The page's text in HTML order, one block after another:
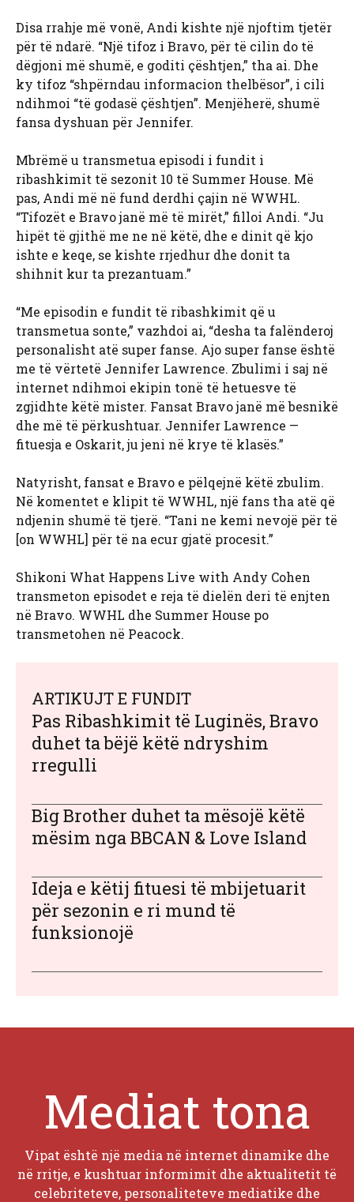
Disa rrahje më vonë, Andi kishte një njoftim tjetër
për të ndarë. “Një tifoz i Bravo, për të cilin do të
dëgjoni më shumë, e goditi çështjen,” tha ai. Dhe
ky tifoz “shpërndau informacion thelbësor”, i cili
ndihmoi “të godasë çështjen”. Menjëherë, shumë
fansa dyshuan për Jennifer.
Mbrëmë u transmetua episodi i fundit i
ribashkimit të sezonit 10 të Summer House. Më
pas, Andi më në fund derdhi çajin në WWHL.
“Tifozët e Bravo janë më të mirët,” filloi Andi. “Ju
hipët të gjithë me ne në këtë, dhe e dinit që kjo
ishte e keqe, se kishte rrjedhur dhe donit ta
shihnit kur ta prezantuam.”
“Me episodin e fundit të ribashkimit që u
transmetua sonte,” vazhdoi ai, “desha ta falënderoj
personalisht atë super fanse. Ajo super fanse është
me të vërtetë Jennifer Lawrence. Zbulimi i saj në
internet ndihmoi ekipin tonë të hetuesve të
zgjidhte këtë mister. Fansat Bravo janë më besnikë
dhe më të përkushtuar. Jennifer Lawrence —
fituesja e Oskarit, ju jeni në krye të klasës.”
Natyrisht, fansat e Bravo e pëlqejnë këtë zbulim.
Në komentet e klipit të WWHL, një fans tha atë që
ndjenin shumë të tjerë. “Tani ne kemi nevojë për të
[on WWHL] për të na ecur gjatë procesit.”
Shikoni What Happens Live with Andy Cohen
transmeton episodet e reja të dielën deri të enjten
në Bravo. WWHL dhe Summer House po
transmetohen në Peacock.
ARTIKUJT E FUNDIT
Pas Ribashkimit të Luginës, Bravo
duhet ta bëjë këtë ndryshim
rregulli
Big Brother duhet ta mësojë këtë
mësim nga BBCAN & Love Island
Ideja e këtij fituesi të mbijetuarit
për sezonin e ri mund të
funksionojë
Mediat tona
Vipat është një media në internet dinamike dhe
në rritje, e kushtuar informimit dhe aktualitetit të
celebriteteve, personaliteteve mediatike dhe